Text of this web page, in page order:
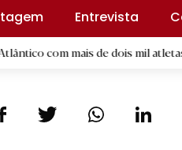
Entrevista
de dois mil atletas | D.GD